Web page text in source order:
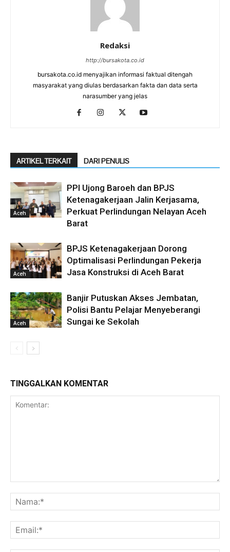
Redaksi
http://bursakota.co.id
bursakota.co.id menyajikan informasi faktual ditengah
masyarakat yang diulas berdasarkan fakta dan data serta
narasumber yang jelas
ARTIKEL TERKAIT DARI PENULIS
Aceh
PPI Ujong Baroeh dan BPJS
Ketenagakerjaan Jalin Kerjasama,
Perkuat Perlindungan Nelayan Aceh
Barat
Aceh
BPJS Ketenagakerjaan Dorong
Optimalisasi Perlindungan Pekerja
Jasa Konstruksi di Aceh Barat
Aceh
Banjir Putuskan Akses Jembatan,
Polisi Bantu Pelajar Menyeberangi
Sungai ke Sekolah
TINGGALKAN KOMENTAR